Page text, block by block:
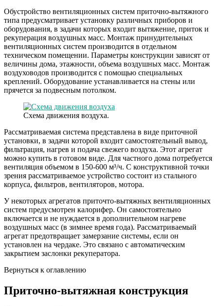
Обустройство вентиляционных систем приточно-вытяжного
типа предусматривает установку различных приборов и
оборудования, в задачи которых входит вытяжение, приток и
рекуперация воздушных масс. Монтаж принудительных
вентиляционных систем производится в отдельном
техническом помещении. Параметры конструкции зависят от
величины дома, этажности, объема воздушных масс. Монтаж
воздуховодов производится с помощью специальных
креплений. Оборудование устанавливается на стены или
прячется за подвесным потолком.
Схема движения воздуха.
Рассматриваемая система представлена в виде приточной
установки, в задачи которой входит самостоятельный вывод,
фильтрация, нагрев и подача свежего воздуха. Этот агрегат
можно купить в готовом виде. Для частного дома потребуется
вентиляция объемом в 150-600 м³/ч. С конструктивной точки
зрения рассматриваемое устройство состоит из стального
корпуса, фильтров, вентиляторов, мотора.
У некоторых агрегатов приточто-вытяжных вентиляционных
систем предусмотрен калорифер. Он самостоятельно
включается и не нуждается в дополнительном нагреве
воздушных масс (в зимнее время года). Рассматриваемый
агрегат предотвращает замерзание системы, если он
установлен на чердаке. Это связано с автоматическим
закрытием заслонки рекуператора.
Вернуться к оглавлению
Приточно-вытяжная конструкция